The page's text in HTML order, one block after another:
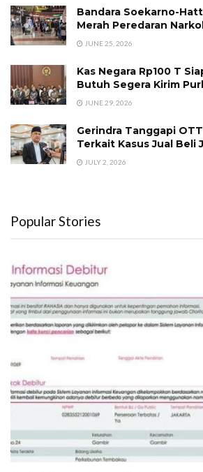
Bandara Soekarno-
Merah Peredaran
JUNE 25, 2026
Kas Negara Rp100 T
Butuh Segera Kirim
JUNE 29, 2026
Gerindra Tanggapi
Terkait Kasus Jual Beli
JULY 2, 2026
Popular Stories